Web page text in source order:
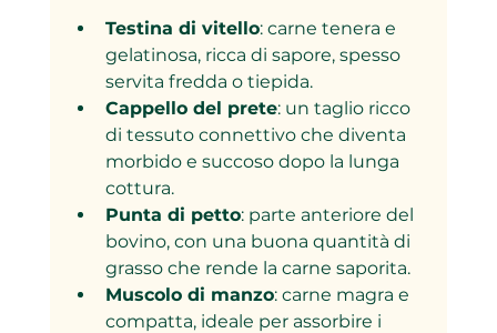
Testina di vitello: carne tenera e
gelatinosa, ricca di sapore, spesso
servita fredda o tiepida.
Cappello del prete: un taglio ricco
di tessuto connettivo che diventa
morbido e succoso dopo la lunga
cottura.
Punta di petto: parte anteriore del
bovino, con una buona quantità di
grasso che rende la carne saporita.
Muscolo di manzo: carne magra e
compatta, ideale per assorbire i